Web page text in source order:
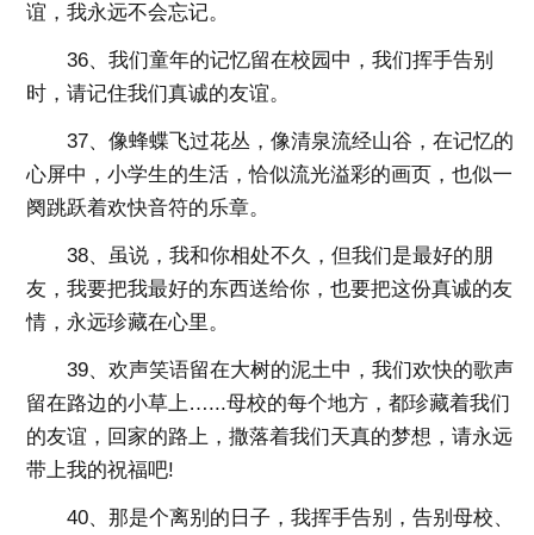
谊，我永远不会忘记。
36、我们童年的记忆留在校园中，我们挥手告别
时，请记住我们真诚的友谊。
37、像蜂蝶飞过花丛，像清泉流经山谷，在记忆的
心屏中，小学生的生活，恰似流光溢彩的画页，也似一
阕跳跃着欢快音符的乐章。
38、虽说，我和你相处不久，但我们是最好的朋
友，我要把我最好的东西送给你，也要把这份真诚的友
情，永远珍藏在心里。
39、欢声笑语留在大树的泥土中，我们欢快的歌声
留在路边的小草上…...母校的每个地方，都珍藏着我们
的友谊，回家的路上，撒落着我们天真的梦想，请永远
带上我的祝福吧!
40、那是个离别的日子，我挥手告别，告别母校、